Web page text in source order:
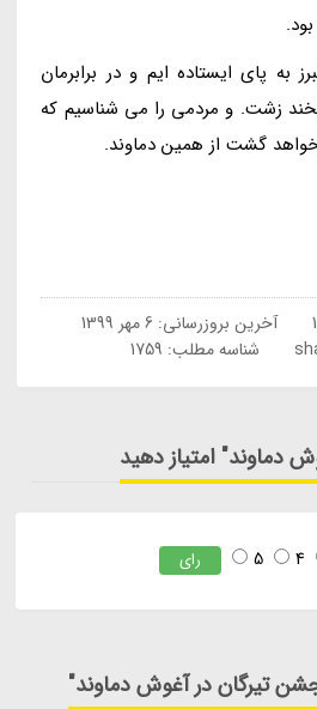
به پای ایستاده ایم و در برابرمان
زشت. و مردمی را می شناسیم که
گشت از همین دماوند.
آخرین بروزرسانی: 6 مهر 1399
شناسه مطلب: 1759
دماوند" امتیاز دهید
4
5 رای
تیرگان در آغوش دماوند"